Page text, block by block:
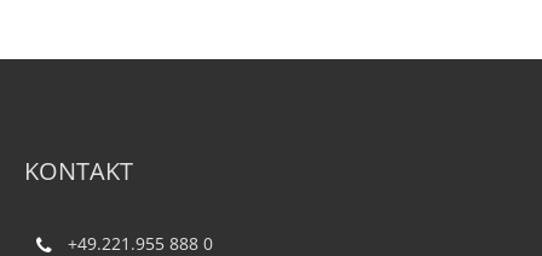
KONTAKT
+49.221.955 888 0